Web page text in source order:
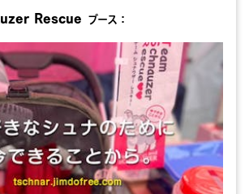
Rescue ブース：